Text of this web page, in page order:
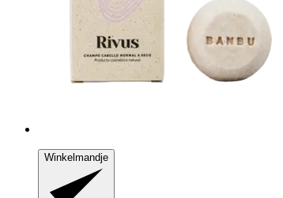
Winkelmandje